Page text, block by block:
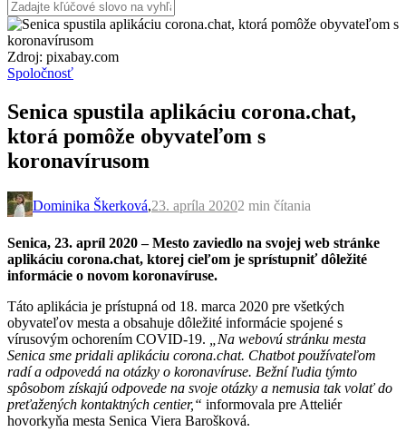
Zdroj: pixabay.com
Spoločnosť
Senica spustila aplikáciu corona.chat,
ktorá pomôže obyvateľom s
koronavírusom
Dominika Škerková,23. apríla 20202 min čítania
Senica, 23. apríl 2020 – Mesto zaviedlo na svojej web stránke
aplikáciu corona.chat, ktorej cieľom je sprístupniť dôležité
informácie o novom koronavíruse.
Táto aplikácia je prístupná od 18. marca 2020 pre všetkých
obyvateľov mesta a obsahuje dôležité informácie spojené s
vírusovým ochorením COVID-19.
„Na webovú stránku mesta
Senica sme pridali aplikáciu corona.chat. Chatbot používateľom
radí a odpovedá na otázky o koronavíruse. Bežní ľudia týmto
spôsobom získajú odpovede na svoje otázky a nemusia tak volať do
preťažených kontaktných centier,“ informovala pre Atteliér
hovorkyňa mesta Senica Viera Barošková.